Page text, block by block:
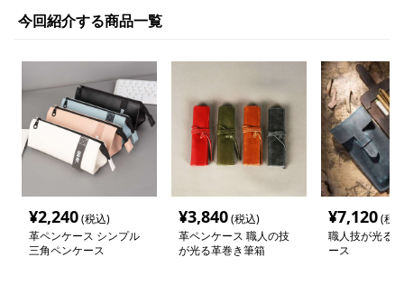
今回紹介する商品一覧
¥2,240(税込)
革ペンケース シンプル
三角ペンケース
¥3,840(税込)
革ペンケース 職人の技
が光る革巻き筆箱
¥7,120(税
職人技が光る
ース